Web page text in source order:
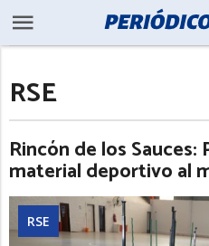
RSE
Rincón de los
material deportivo al
RSE